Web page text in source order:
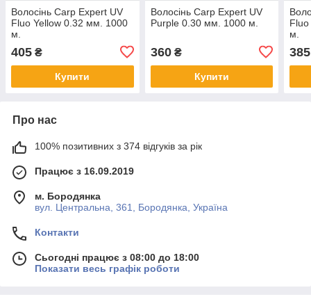
Волосінь Carp Expert UV
Fluo Yellow 0.32 мм. 1000
м.
405 ₴
Купити
Волосінь Carp Expert UV
Purple 0.30 мм. 1000 м.
360₴
Купити
м.
385
Про нас
100% позитивних з 374 відгуків за рік
Працює з 16.09.2019
м. Бородянка
вул. Центральна, 361, Бородянка, Україна
Контакти
Сьогодні працює з 08:00 до 18:00
Показати весь графік роботи